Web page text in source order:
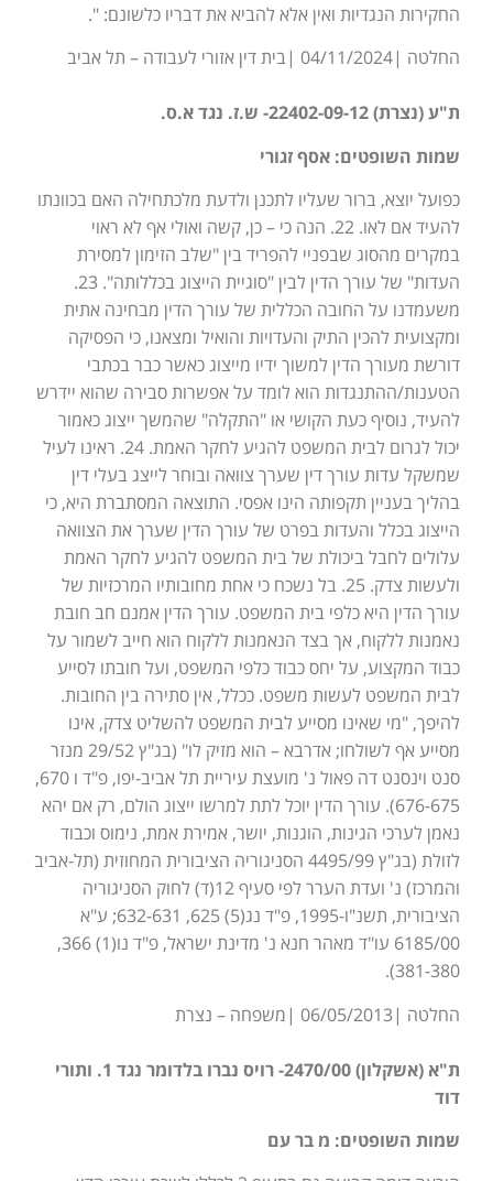
החקירות הנגדיות ואין אלא להביא את דבריו כלשונם: ".
החלטה |04/11/2024 |בית דין אזורי לעבודה – תל אביב
ת"ע (נצרת) 22402-09-12- ש.ז. נגד א.ס.
שמות השופטים: אסף זגורי
כפועל יוצא, ברור שעליו לתכנן ולדעת מלכתחילה האם בכוונתו
להעיד אם לאו. 22. הנה כי – כן, קשה ואולי אף לא ראוי
במקרים מהסוג שבפניי להפריד בין "שלב הזימון למסירת
העדות" של עורך הדין לבין "סוגיית הייצוג בכללותה". 23.
משעמדנו על החובה הכללית של עורך הדין מבחינה אתית
ומקצועית להכין התיק והעדויות והואיל ומצאנו, כי הפסיקה
דורשת מעורך הדין למשוך ידיו מייצוג כאשר כבר בכתבי
הטענות/ההתנגדות הוא לומד על אפשרות סבירה שהוא יידרש
להעיד, נוסיף כעת הקושי או "התקלה" שהמשך ייצוג כאמור
יכול לגרום לבית המשפט להגיע לחקר האמת. 24. ראינו לעיל
שמשקל עדות עורך דין שערך צוואה ובוחר לייצג בעלי דין
בהליך בעניין תקפותה הינו אפסי. התוצאה המסתברת היא, כי
הייצוג בכלל והעדות בפרט של עורך הדין שערך את הצוואה
עלולים לחבל ביכולת של בית המשפט להגיע לחקר האמת
ולעשות צדק. 25. בל נשכח כי אחת מחובותיו המרכזיות של
עורך הדין היא כלפי בית המשפט. עורך הדין אמנם חב חובת
נאמנות ללקוח, אך בצד הנאמנות ללקוח הוא חייב לשמור על
כבוד המקצוע, על יחס כבוד כלפי המשפט, ועל חובתו לסייע
לבית המשפט לעשות משפט. ככלל, אין סתירה בין החובות.
להיפך, "מי שאינו מסייע לבית המשפט להשליט צדק, אינו
מסייע אף לשולחו; אדרבא – הוא מזיק לו" (בג"ץ 29/52 מנזר
סנט וינסנט דה פאול נ' מועצת עיריית תל אביב-יפו, פ"ד ו 670,
676-675). עורך הדין יוכל לתת למרשו ייצוג הולם, רק אם יהא
נאמן לערכי הגינות, הוגנות, יושר, אמירת אמת, נימוס וכבוד
לזולת (בג"ץ 4495/99 הסניגוריה הציבורית המחוזית (תל-אביב
והמרכז) נ' ועדת הערר לפי סעיף 12(ד) לחוק הסניגוריה
הציבורית, תשנ"ו-1995, פ"ד נג(5) 625, 632-631; ע"א
6185/00 עו"ד מאהר חנא נ' מדינת ישראל, פ"ד נו(1) 366,
381-380).
החלטה |06/05/2013 |משפחה – נצרת
ת"א (אשקלון) 2470/00- רויס נברו בלדומר נגד 1. ותורי
דוד
שמות השופטים: מ בר עם